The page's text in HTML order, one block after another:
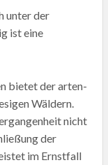
unter der
ist eine
bietet der arten-
Wäldern.
nicht
der
im Ernstfall